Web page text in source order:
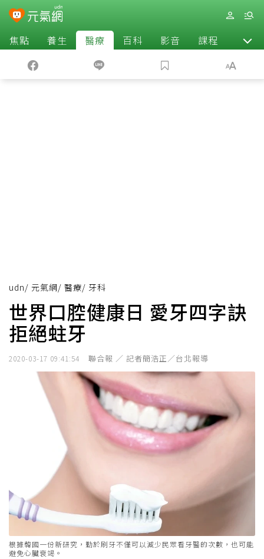
焦點 養生 醫療 百科 影音 課程 退休
udn/ 元氣網/ 醫療/ 牙科
世界口腔健康日 愛牙四字訣
拒絕蛀牙
2020-03-17 09:41:54 聯合報 ／ 記者簡浩正／台北報導
根據韓國一份新研究，勤於刷牙不僅可以減少民眾看牙醫的次數，也可能
避免心臟衰竭。